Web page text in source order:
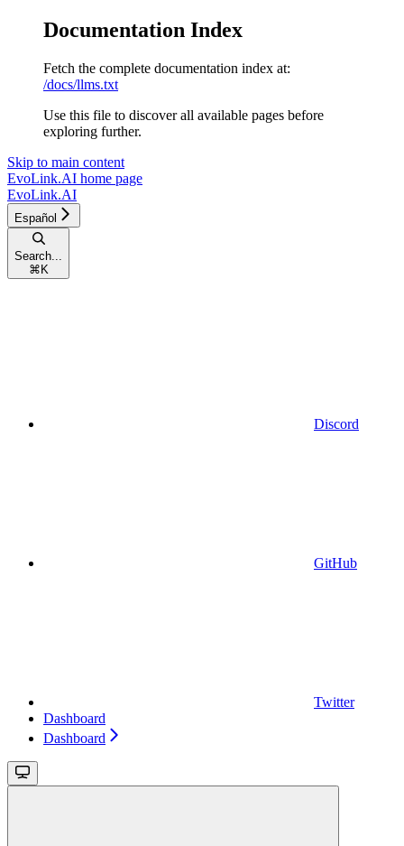
Documentation Index
Fetch the complete documentation index at:
/docs/llms.txt
Use this file to discover all available pages before
exploring further.
Skip to main content
EvoLink.AI home page
EvoLink.AI
Español
Search...
⌘ K
Discord
GitHub
Twitter
Dashboard
Dashboard